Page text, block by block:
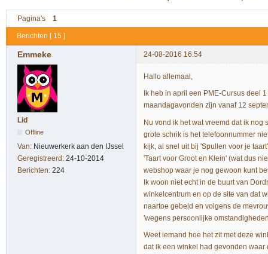
Pagina's 1
Berichten [ 15 ]
Emmeke 24-08-2016 16:54
Lid
Offline
Van: Nieuwerkerk aan den IJssel
Geregistreerd: 24-10-2014
Berichten: 224
Hallo allemaal,
Ik heb in april een PME-Cursus deel
maandagavonden zijn vanaf 12
Nu vond ik het wat vreemd dat ik
grote schrik is het telefoonnummer
kijk, al snel uit bij 'Spullen voor je
'Taart voor Groot en Klein' (wat dus
webshop waar je nog gewoon kunt
Ik woon niet echt in de buurt van
winkelcentrum en op de site van dat
naartoe gebeld en volgens de
'wegens persoonlijke
Weet iemand hoe het zit met deze
dat ik een winkel had gevonden